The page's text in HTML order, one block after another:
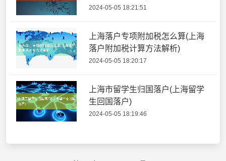
2024-05-05 18:21:51
上海落户专项附加税怎么算(上海
落户附加税计算方法解析)
2024-05-05 18:20:17
上海市留学生归国落户(上海留学
生回国落户)
2024-05-05 18:19:46